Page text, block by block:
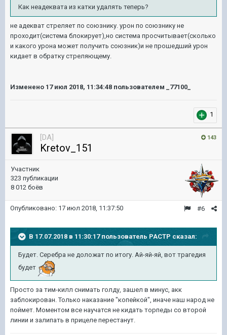
Как неадеквата из катки удалять теперь?
не адекват стреляет по союзнику. урон по союзнику не
проходит(система блокирует),но система просчитывает(сколько
и какого урона может получить союзник)и не прошедший урон
кидает в обратку стреляющему.
Изменено 17 июл 2018, 11:34:48 пользователем _77100_
1
143
[DA]
Kretov_151
Участник
323 публикации
8 012 боёв
#6
Опубликовано: 17 июл 2018, 11:37:50
В 17.07.2018 в 11:30:17 пользователь PACTP сказал:
Будет. Серебра не доложат по итогу. Ай-яй-яй, вот трагедия
будет
Просто за тим-килл снимать голду, зашел в минус, акк
заблокирован. Только наказание "копейкой", иначе наш народ не
поймет. Моментом все научатся не кидать торпеды со второй
линии и залипать в прицеле перестанут.